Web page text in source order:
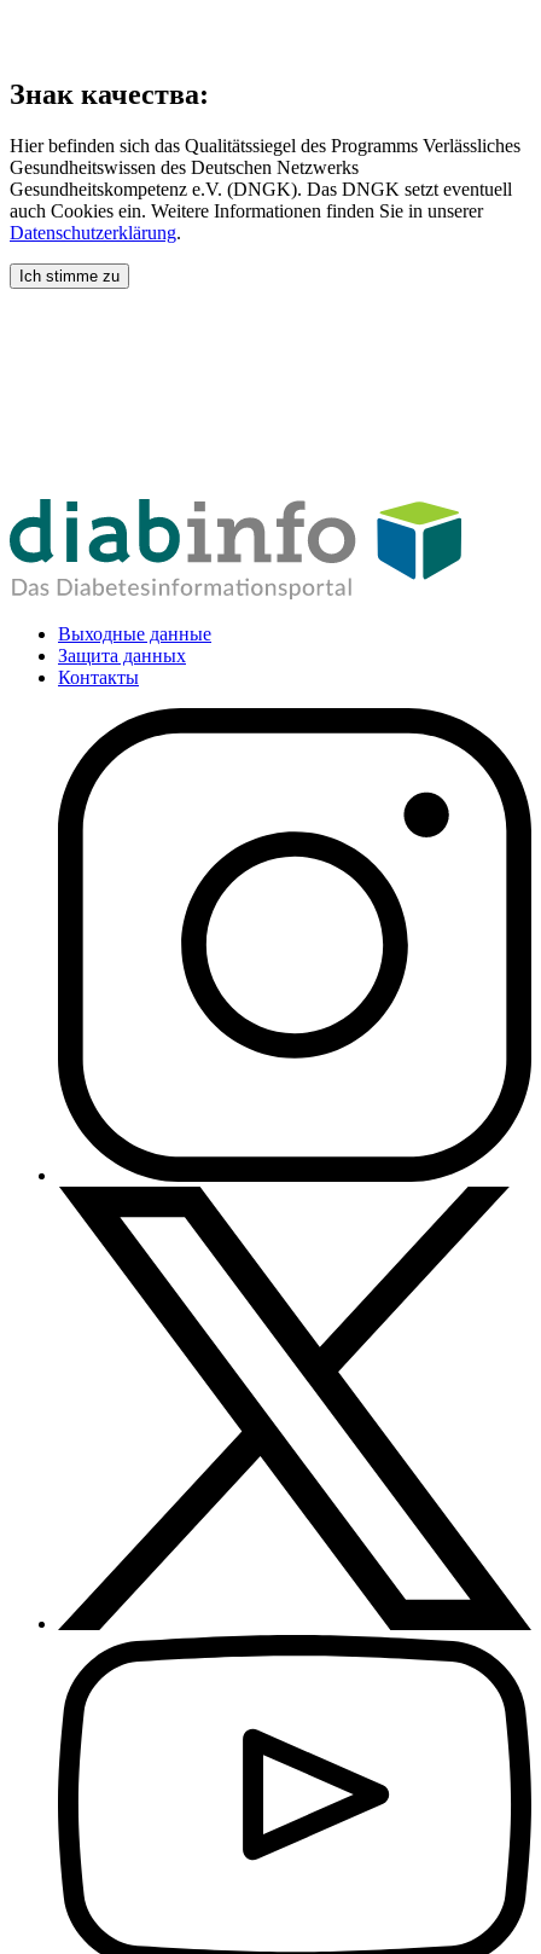
Знак качества:
Hier befinden sich das Qualitätssiegel des Programms Verlässliches
Gesundheitswissen des Deutschen Netzwerks
Gesundheitskompetenz e.V. (DNGK). Das DNGK setzt eventuell
auch Cookies ein. Weitere Informationen finden Sie in unserer
Datenschutzerklärung.
Ich stimme zu
Выходные данные
Защита данных
Контакты